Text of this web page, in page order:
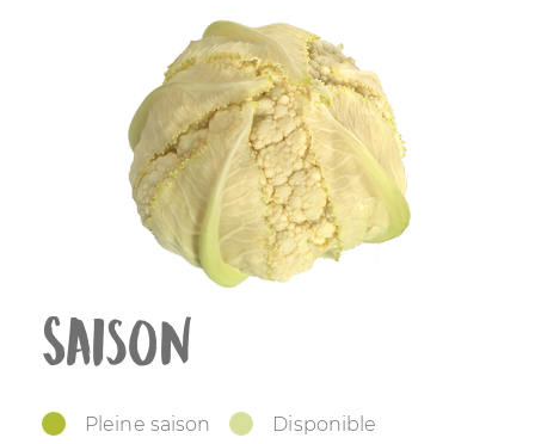
Saison
Pleine saison Disponible